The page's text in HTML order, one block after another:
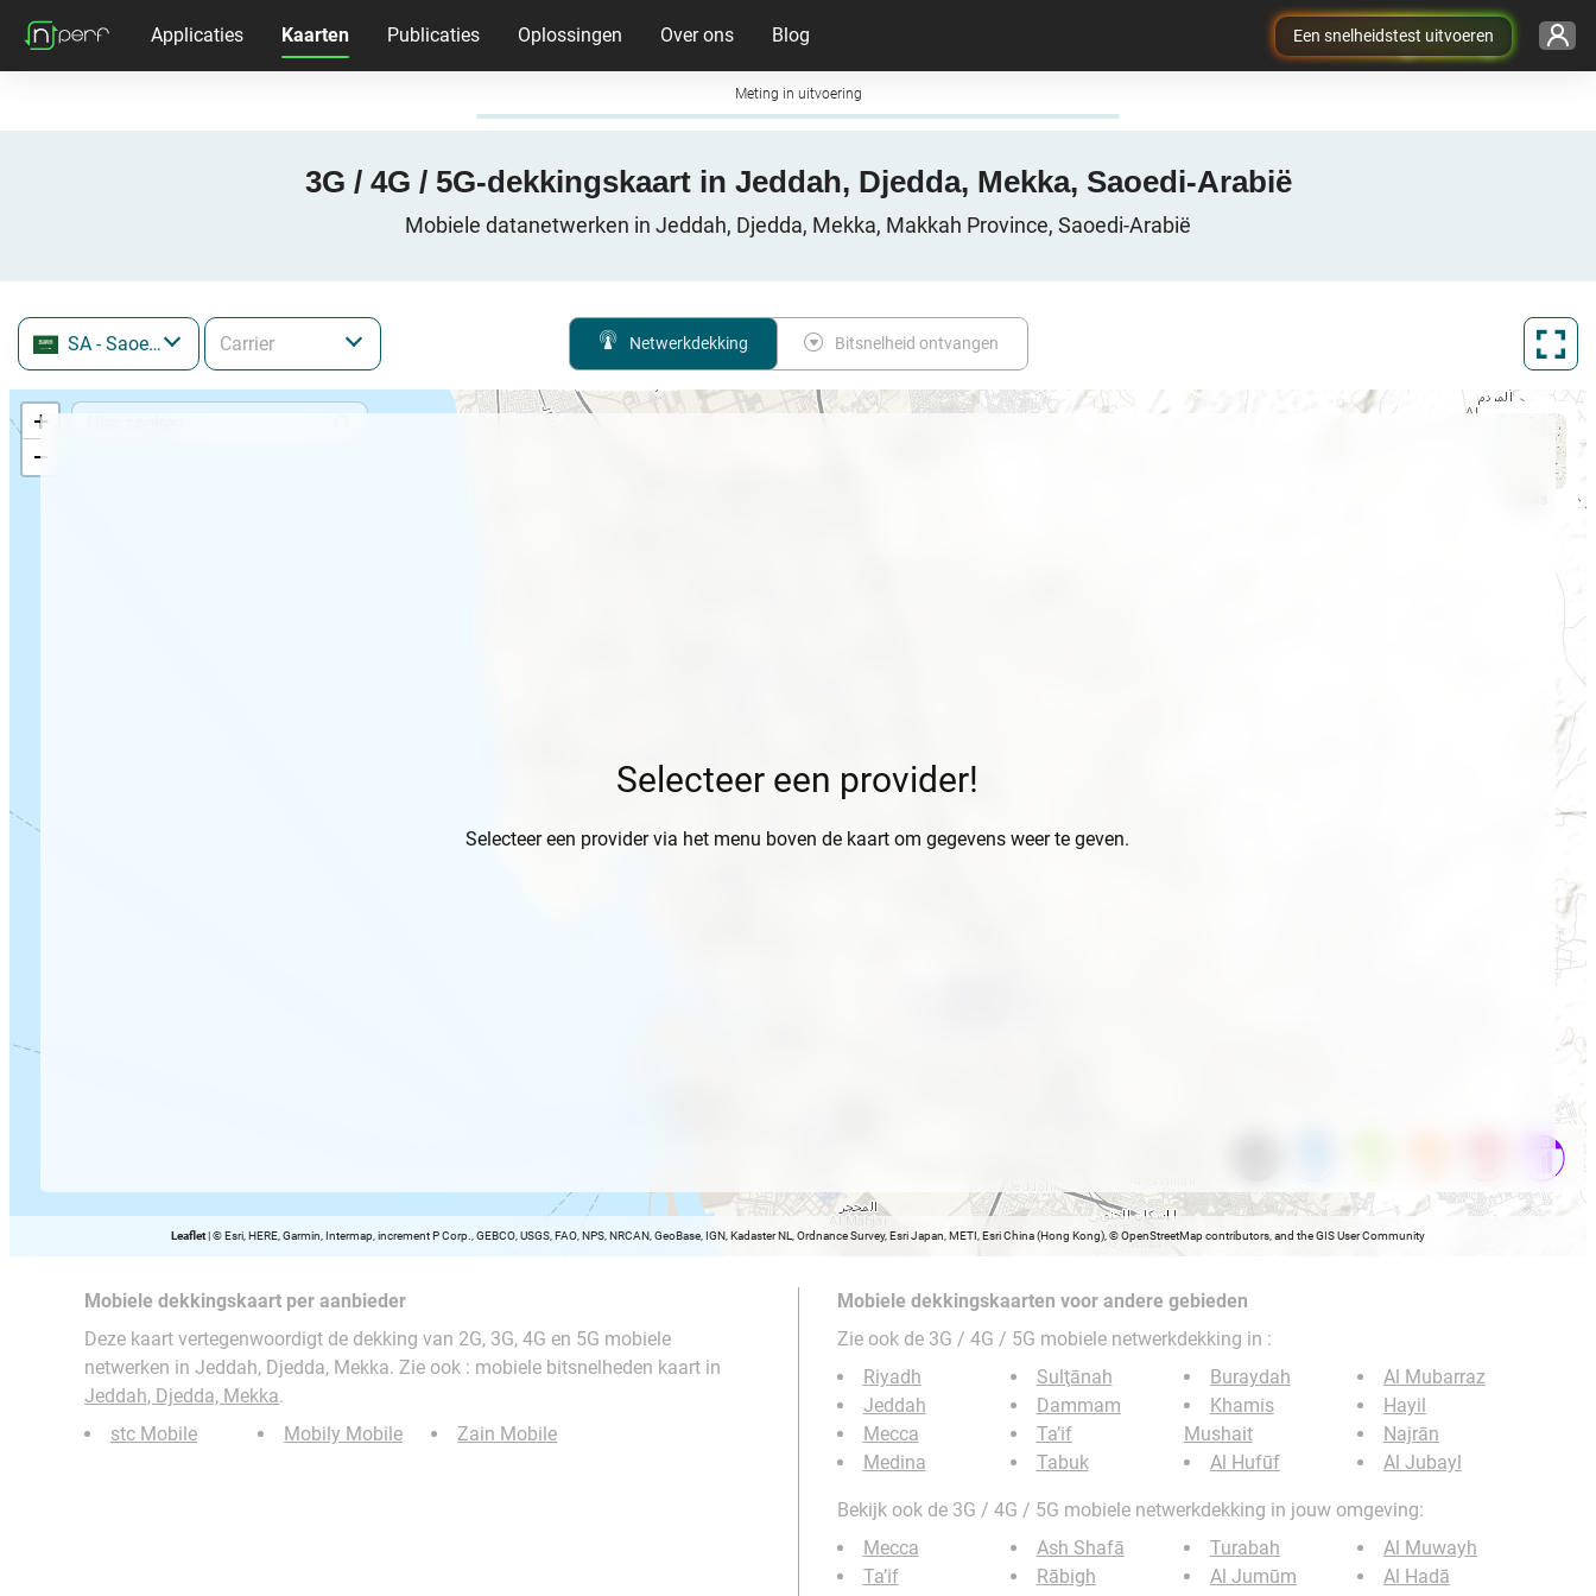
Een snelheidstest uitvoeren
Applicaties Kaarten Publicaties Oplossingen Over ons Blog
Meting in uitvoering
3G / 4G / 5G-dekkingskaart in Jeddah, Djedda, Mekka, Saoedi-Arabië
Mobiele datanetwerken in Jeddah, Djedda, Mekka, Makkah Province, Saoedi-Arabië
SA- Saoedi-Arabië Netwerkdekking Bitsnelheid ontvangen
+
−
Leaflet|© Esri, HERE, Garmin, Intermap, increment P Corp., GEBCO, USGS, FAO, NPS, NRCAN, GeoBase, IGN, Kadaster NL, Ordnance Survey, Esri Japan, METI, Esri China (Hong Kong), © OpenStreetMap contributors, and the GIS User Community
Selecteer een provider!
Selecteer een provider via het menu boven de kaart om gegevens weer te geven.
Mobiele dekkingskaart per aanbieder
Deze kaart vertegenwoordigt de dekking van 2G, 3G, 4G en 5G mobiele
netwerken in Jeddah, Djedda, Mekka. Zie ook : mobiele bitsnelheden kaart in
Jeddah, Djedda, Mekka.
stc Mobile
Mobily Mobile Zain Mobile
Mobiele dekkingskaarten voor andere gebieden
Zie ook de 3G / 4G / 5G mobiele netwerkdekking in :
Riyadh
Jeddah
Mecca
Medina
Sulţānah
Dammam
Ta’if
Tabuk
Buraydah
Khamis
Mushait
Al Hufūf
Al Mubarraz
Hayil
Najrān
Al Jubayl
Bekijk ook de 3G / 4G / 5G mobiele netwerkdekking in jouw omgeving:
Mecca
Ta’if
Ash Shafā
Rābigh
Turabah
Al Jumūm
Al Muwayh
Al Hadā